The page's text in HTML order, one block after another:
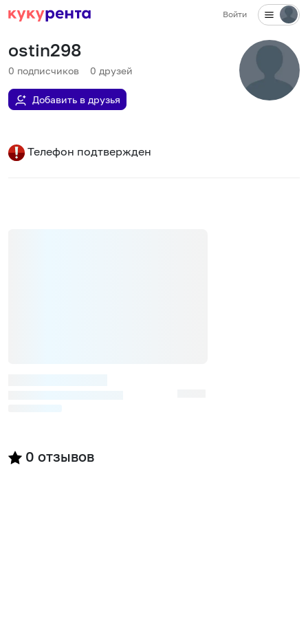
Войти
ostin298
0 подписчиков 0 друзей
Добавить в друзья
Телефон подтвержден
0 отзывов